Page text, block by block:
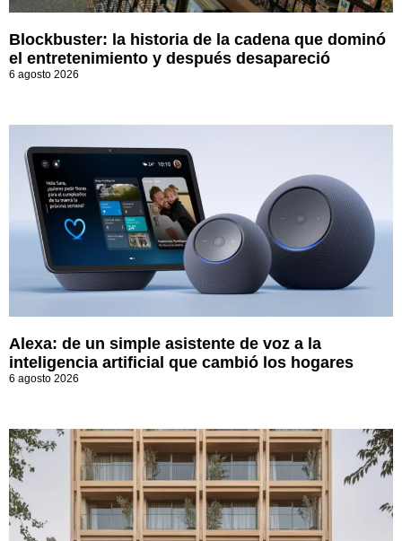
Blockbuster: la historia de la cadena que dominó
el entretenimiento y después desapareció
6 agosto 2026
Alexa: de un simple asistente de voz a la
inteligencia artificial que cambió los hogares
6 agosto 2026